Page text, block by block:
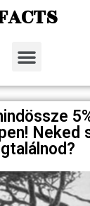
Neked